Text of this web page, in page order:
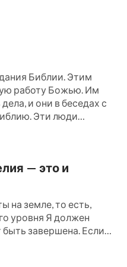
суть твоей
и размышлять. В
нет
Если ты
требовать
совместимым
своей семьи, от
будет
любовь?
в жертву?
Библии. Этим
работу Божью. Им
и они в беседах с
Эти люди
— это и
на земле, то есть,
уровня Я должен
завершена. Если,